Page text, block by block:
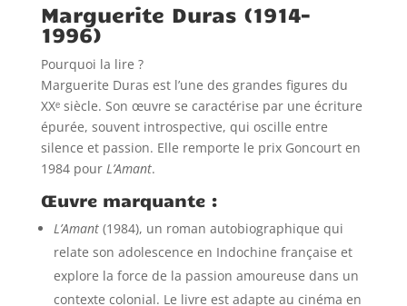
Marguerite Duras (1914–
1996)
Pourquoi la lire ?
Marguerite Duras est l’une des grandes figures du
XXᵉ siècle. Son œuvre se caractérise par une écriture
épurée, souvent introspective, qui oscille entre
silence et passion. Elle remporte le prix Goncourt en
1984 pour L’Amant.
Œuvre marquante :
L’Amant(1984), un roman autobiographique qui
relate son adolescence en Indochine française et
explore la force de la passion amoureuse dans un
contexte colonial. Le livre est adapte au cinéma en